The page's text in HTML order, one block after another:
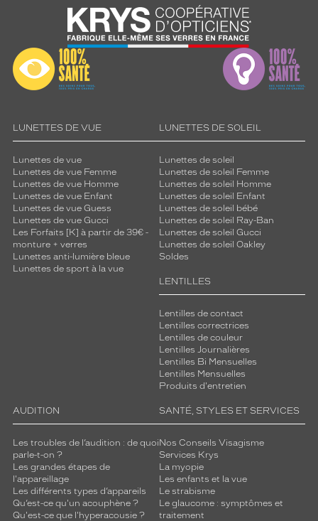
LUNETTES DE VUE
Lunettes de vue
Lunettes de vue Femme
Lunettes de vue Homme
Lunettes de vue Enfant
Lunettes de vue Guess
Lunettes de vue Gucci
Les Forfaits [K] à partir de 39€ -
monture + verres
Lunettes anti-lumière bleue
Lunettes de sport à la vue
LUNETTES DE SOLEIL
Lunettes de soleil
Lunettes de soleil Femme
Lunettes de soleil Homme
Lunettes de soleil Enfant
Lunettes de soleil bébé
Lunettes de soleil Ray-Ban
Lunettes de soleil Gucci
Lunettes de soleil Oakley
Soldes
LENTILLES
Lentilles de contact
Lentilles correctrices
Lentilles de couleur
Lentilles Journalières
Lentilles Bi Mensuelles
Lentilles Mensuelles
Produits d'entretien
AUDITION
Les troubles de l’audition : de quoi
parle-t-on ?
Les grandes étapes de
l'appareillage
Les différents types d’appareils
Qu’est-ce qu'un acouphène ?
Qu'est-ce que l'hyperacousie ?
SANTÉ, STYLES ET SERVICES
Nos Conseils Visagisme
Services Krys
La myopie
Les enfants et la vue
Le strabisme
Le glaucome : symptômes et
traitement